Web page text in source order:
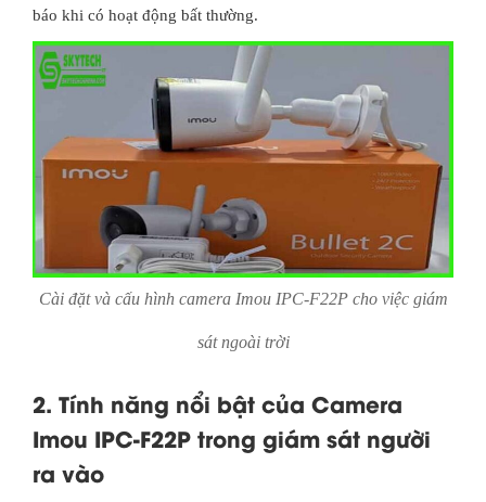
báo khi có hoạt động bất thường.
Cài đặt và cấu hình camera Imou IPC-F22P cho việc giám
sát ngoài trời
2. Tính năng nổi bật của Camera
Imou IPC-F22P trong giám sát người
ra vào